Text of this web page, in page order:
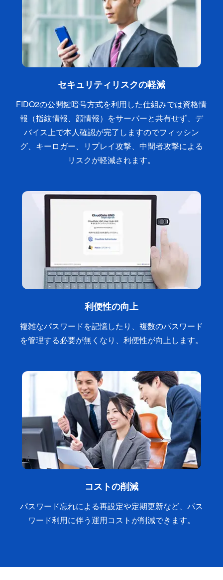
セキュリティリスクの軽減
FIDO2の公開鍵暗号方式を利用した仕組みでは資格情
報（指紋情報、顔情報）をサーバーと共有せず、デ
バイス上で本人確認が完了しますのでフィッシン
グ、キーロガー、リプレイ攻撃、中間者攻撃による
リスクが軽減されます。
利便性の向上
複雑なパスワードを記憶したり、複数のパスワード
を管理する必要が無くなり、利便性が向上します。
コストの削減
パスワード忘れによる再設定や定期更新など、パス
ワード利用に伴う運用コストが削減できます。